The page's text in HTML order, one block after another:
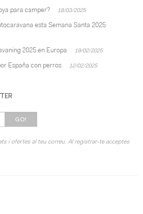
para camper? 18/03/2025
esta Semana Santa 2025
2025 en Europa 19/02/2025
España con perros 12/02/2025
GO!
i ofertes al teu correu. Al registrar-te acceptes